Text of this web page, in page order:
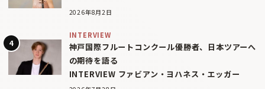
2026年8月2日
INTERVIEW
神戸国際フルートコンクール優勝者、日本ツアーへ
の期待を語る
INTERVIEW ファビアン・ヨハネス・エッガー